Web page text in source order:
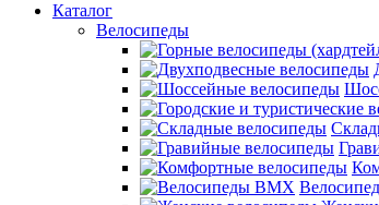
Каталог
Велосипеды